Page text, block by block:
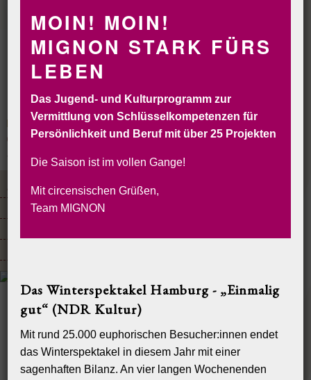
CIRCORANTE CIRCUS MIGNON INSELCIRCUS
SOLYCIRCO
VERLEIH
BUCHEN&RESERVIEREN
AKTUELLE SHOWS & TERMINE ZIRKUSKURSE
MIGNON FERIENZIRKUS
MOIN! MOIN!
MIGNON STARK FÜRS
LEBEN
Das Jugend- und Kulturprogramm zur
Vermittlung von Schlüsselkompetenzen für
Persönlichkeit und Beruf mit über 25 Projekten
Die Saison ist im vollen Gange!
Mit circensischen Grüßen,
Team MIGNON
Das Winterspektakel Hamburg - „Einmalig
gut“ (NDR Kultur)
Mit rund 25.000 euphorischen Besucher:innen endet
das Winterspektakel in diesem Jahr mit einer
sagenhaften Bilanz. An vier langen Wochenenden